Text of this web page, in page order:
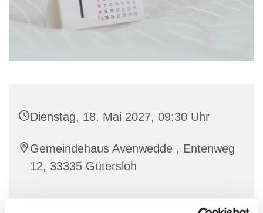
Dienstag, 18. Mai 2027, 09:30 Uhr
Gemeindehaus Avenwedde , Entenweg
12, 33335 Gütersloh